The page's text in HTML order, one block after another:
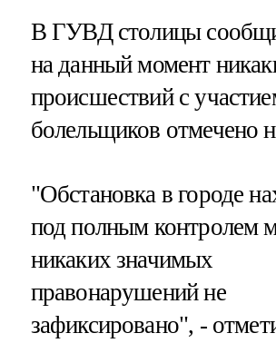
В ГУВД столицы
на данный момент
происшествий с
болельщиков отмечено
"Обстановка в городе
под полным контролем
никаких значимых
правонарушений не
зафиксировано", -